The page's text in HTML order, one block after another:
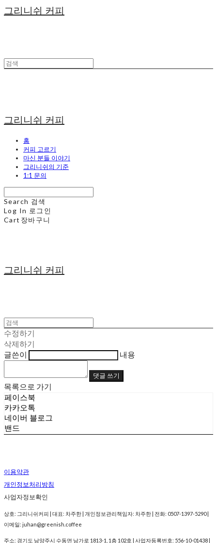
그리니쉬 커피
그리니쉬 커피
홈
커피 고르기
마신 분들 이야기
그리니쉬의 기준
1:1 문의
Search 검색
Log In 로그인
Cart 장바구니
그리니쉬 커피
수정하기
삭제하기
글쓴이
내용
댓글 쓰기
목록으로 가기
페이스북
카카오톡
네이버 블로그
밴드
이용약관
개인정보처리방침
사업자정보확인
상호: 그리니쉬커피 | 대표: 차주한 | 개인정보관리책임자: 차주한 | 전화: 0507-1397-5290 |
이메일: juhan@greenish.coffee
주소: 경기도 남양주시 수동면 남가로 1813-1, 1층 102호 | 사업자등록번호: 556-10-01438 |